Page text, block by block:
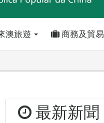
澳旅遊 商務及貿易
最新新聞